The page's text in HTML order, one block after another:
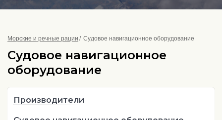
Морские и речные рации Судовое навигационное оборудование
Судовое навигационное
оборудование
Производители